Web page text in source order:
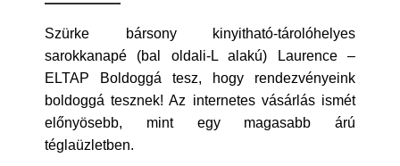
Szürke bársony kinyitható-tárolóhelyes
sarokkanapé (bal oldali-L alakú) Laurence –
ELTAP Boldoggá tesz, hogy rendezvényeink
boldoggá tesznek! Az internetes vásárlás ismét
előnyösebb, mint egy magasabb árú
téglaüzletben.